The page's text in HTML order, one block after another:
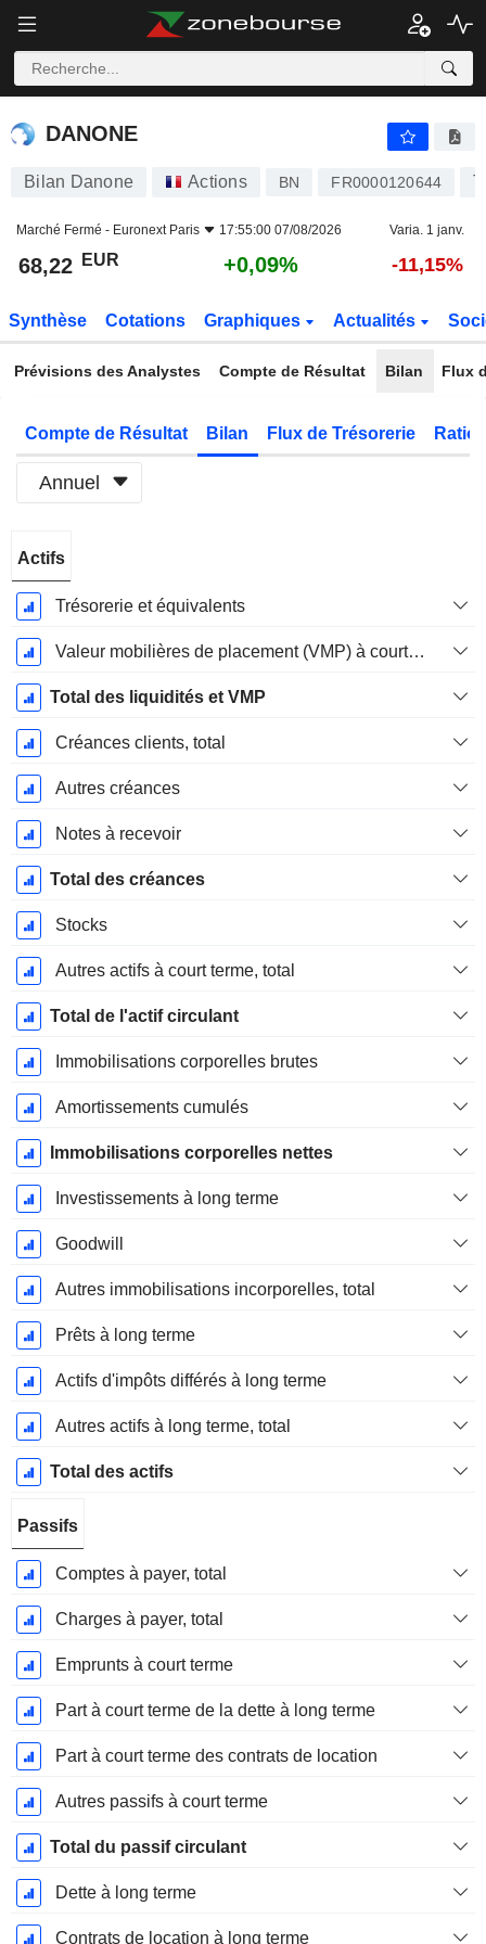
DANONE
DANONE
Bilan Danone Actions BN FR0000120644
Marché Fermé - Euronext Paris 17:55:00 07/08/2026 Varia. 1 janv.
68,22 EUR +0,09% -11,15%
Synthèse Cotations Graphiques Actualités
Prévisions des Analystes Compte de Résultat Bilan Flux
Compte de Résultat Bilan Flux de Trésorerie
Annuel
Fiscale:
Décembre
Actifs
Trésorerie et équivalents
Valeur mobilières de placement (VMP) à court terme
Total des liquidités et VMP
Créances clients, total
Autres créances
Notes à recevoir
Total des créances
Stocks
Autres actifs à court terme, total
Total de l'actif circulant
Immobilisations corporelles brutes
Amortissements cumulés
Immobilisations corporelles nettes
Investissements à long terme
Goodwill
Autres immobilisations incorporelles, total
Prêts à long terme
Actifs d'impôts différés à long terme
Autres actifs à long terme, total
Total des actifs
Passifs
Comptes à payer, total
Charges à payer, total
Emprunts à court terme
Part à court terme de la dette à long terme
Part à court terme des contrats de location
Autres passifs à court terme
Total du passif circulant
Dette à long terme
Contrats de location à long terme